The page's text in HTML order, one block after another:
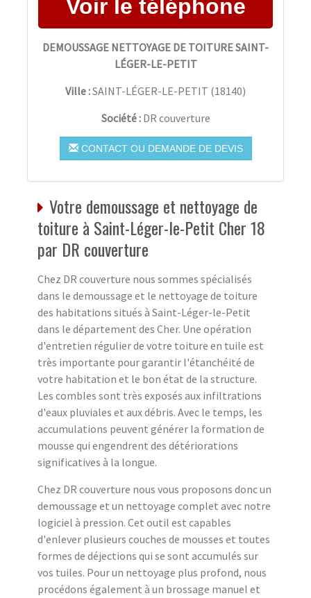
DEMOUSSAGE NETTOYAGE DE TOITURE SAINT-
LÉGER-LE-PETIT
Ville :SAINT-LÉGER-LE-PETIT (18140)
Société : DR couverture
CONTACT OU DEMANDE DE DEVIS
Votre demoussage et nettoyage de
toiture à Saint-Léger-le-Petit Cher 18
par DR couverture
Chez DR couverture nous sommes spécialisés
dans le demoussage et le nettoyage de toiture
des habitations situés à Saint-Léger-le-Petit
dans le département des Cher. Une opération
d'entretien régulier de votre toiture en tuile est
très importante pour garantir l'étanchéité de
votre habitation et le bon état de la structure.
Les combles sont très exposés aux infiltrations
d'eaux pluviales et aux débris. Avec le temps, les
accumulations peuvent générer la formation de
mousse qui engendrent des détériorations
significatives à la longue.
Chez DR couverture nous vous proposons donc un
demoussage et un nettoyage complet avec notre
logiciel à pression. Cet outil est capables
d'enlever plusieurs couches de mousses et toutes
formes de déjections qui se sont accumulés sur
vos tuiles. Pour un nettoyage plus profond, nous
procédons également à un brossage manuel et